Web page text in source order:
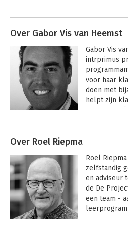
IPMA-
afgelopen
project- en
(o.a. IPMA,
Projectmanagement
op basis van ICB4
Over Gabor Vis van Heemst
Gabor Vis
intrprimus
voor haar
doen met
helpt zijn
passie in
van het
en de
dat de
betrokkenen
Heemst
Over Roel Riepma
Roel
zelfstandig
en adviseur
de De
een team -